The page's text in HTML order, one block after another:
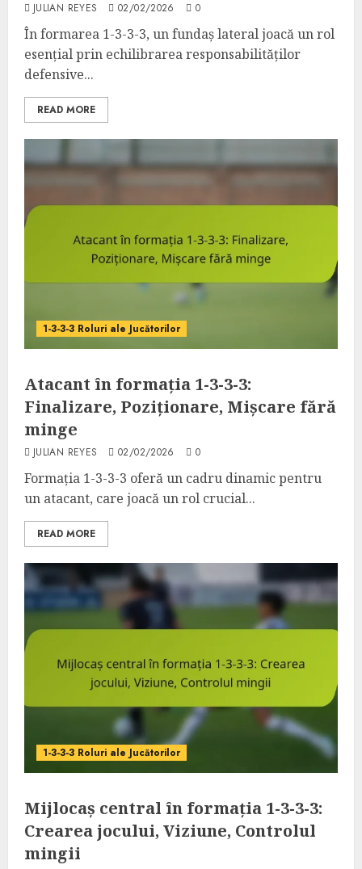
JULIAN REYES 02/02/2026 0
În formarea 1-3-3-3, un fundaș lateral joacă un rol
esențial prin echilibrarea responsabilităților
defensive...
READ MORE
1-3-3-3 Roluri ale Jucătorilor
Atacant în formația 1-3-3-3:
Finalizare, Poziționare, Mișcare fără
minge
JULIAN REYES 02/02/2026 0
Formația 1-3-3-3 oferă un cadru dinamic pentru
un atacant, care joacă un rol crucial...
READ MORE
1-3-3-3 Roluri ale Jucătorilor
Mijlocaș central în formația 1-3-3-3:
Crearea jocului, Viziune, Controlul
mingii